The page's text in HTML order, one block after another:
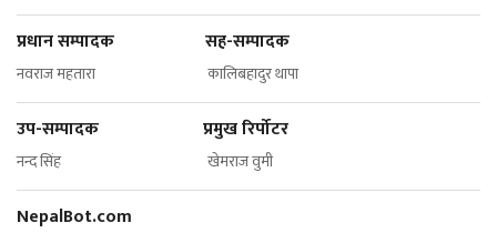
प्रधान सम्पादक सह-सम्पादक
नवराज महतारा कालिबहादुर थापा
उप-सम्पादक प्रमुख रिर्पोटर
नन्द सिंह खेमराज वुमी
NepalBot.com